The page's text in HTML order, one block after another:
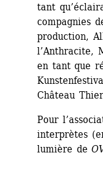
tant
compagnies
production,
l’Anthracite,
en tant que
Château
Pour
interprètes
lumière de